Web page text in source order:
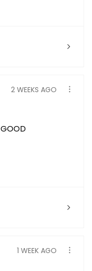
2 WEEKS AGO
GOOD
1 WEEK AGO